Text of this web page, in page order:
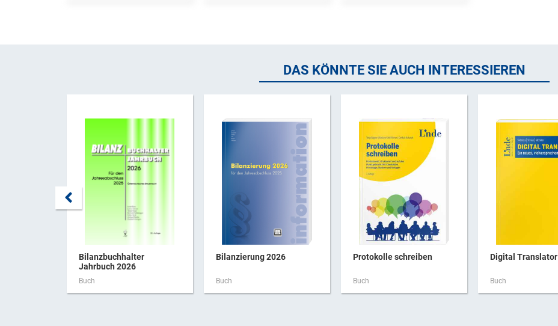
DAS KÖNNTE SIE AUCH INTERESSIEREN
Bilanzbuchhalter
Jahrbuch 2026
Buch
Bilanzierung 2026
Buch
Protokolle schreiben
Buch
Digital Translator
Buch